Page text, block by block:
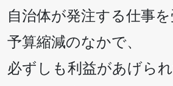
自治体が発注する仕事を
予算縮減のなかで、
必ずしも利益があげられ